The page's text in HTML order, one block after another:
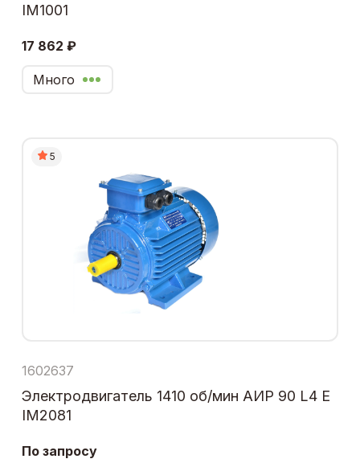
IM1001
17 862 ₽
Много
5
1602637
Электродвигатель 1410 об/мин АИР 90 L4 Е
IM2081
По запросу